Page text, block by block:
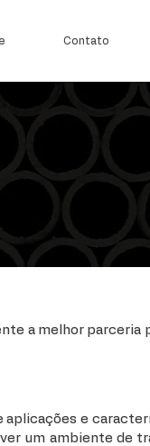
Contato
a melhor parceria
aplicações e
um ambiente de